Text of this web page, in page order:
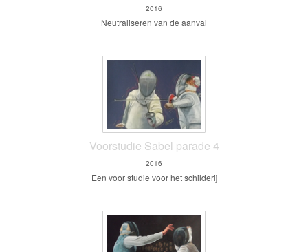
2016
Neutraliseren van de aanval
Voorstudie Sabel parade 4
2016
Een voor studie voor het schilderij